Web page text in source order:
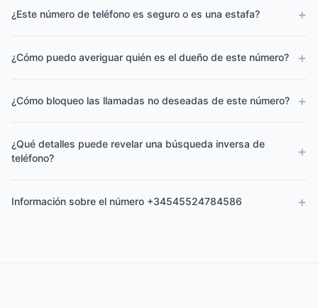
¿Este número de teléfono es seguro o es una estafa? +
¿Cómo puedo averiguar quién es el dueño de este número? +
¿Cómo bloqueo las llamadas no deseadas de este número? +
¿Qué detalles puede revelar una búsqueda inversa de
teléfono?
+
Información sobre el número +34545524784586 +